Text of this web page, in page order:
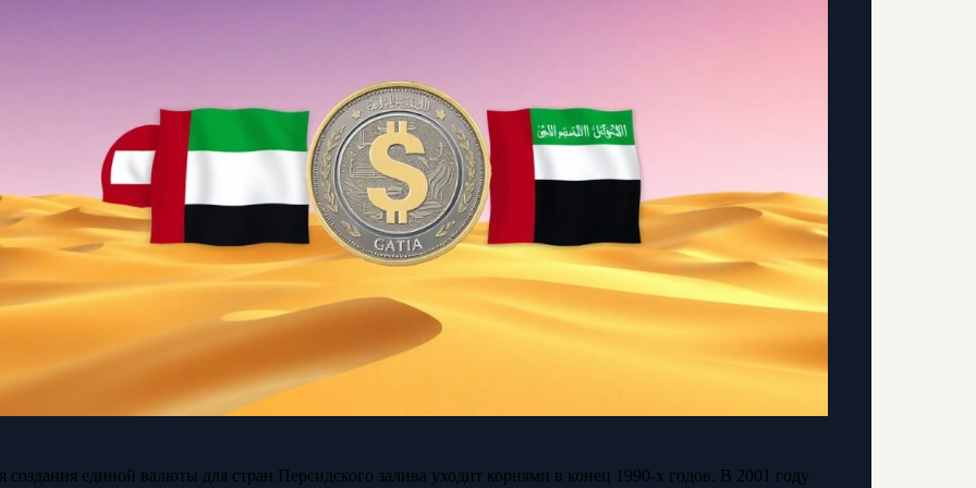
создания единой валюты для стран Персидского залива уходит корнями в конец 1990-х годов. В 2001 году